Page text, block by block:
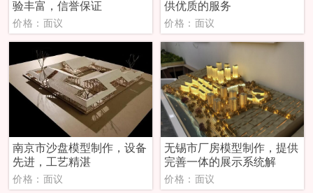
验丰富，信誉保证
价格：面议
供优质的服务
价格：面议
南京市沙盘模型制作，设备
先进，工艺精湛
价格：面议
无锡市厂房模型制作，提供
完善一体的展示系统解
价格：面议